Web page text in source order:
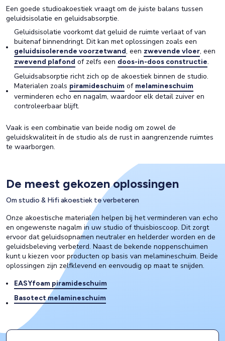
Een goede studioakoestiek vraagt om de juiste balans tussen
geluidsisolatie en geluidsabsorptie.
Geluidsisolatie voorkomt dat geluid de ruimte verlaat of van
buitenaf binnendringt. Dit kan met oplossingen zoals een
geluidsisolerende voorzetwand, een zwevende vloer, een
zwevend plafond of zelfs een doos-in-doos constructie.
Geluidsabsorptie richt zich op de akoestiek binnen de studio.
Materialen zoals piramideschuim of melamineschuim
verminderen echo en nagalm, waardoor elk detail zuiver en
controleerbaar blijft.
Vaak is een combinatie van beide nodig om zowel de
geluidskwaliteit ín de studio als de rust in aangrenzende ruimtes
te waarborgen.
De meest gekozen oplossingen
Om studio & Hifi akoestiek te verbeteren
Onze akoestische materialen helpen bij het verminderen van echo
en ongewenste nagalm in uw studio of thuisbioscoop. Dit zorgt
ervoor dat geluidsopnamen neutraler en helderder worden en de
geluidsbeleving verbeterd. Naast de bekende noppenschuimen
kunt u kiezen voor producten op basis van melamineschuim. Beide
oplossingen zijn zelfklevend en eenvoudig op maat te snijden.
EASYfoam piramideschuim
Basotect melamineschuim